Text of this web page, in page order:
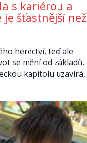
s kariérou a
je šťastnější než
herectví, teď ale
se mění od základů.
kapitolu uzavírá,